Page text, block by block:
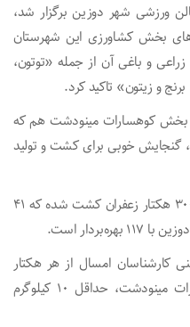
ورزشی شهر دوزین برگزار شد،
بخش کشاورزی این شهرستان
و باغی آن از جمله «توتون،
و زیتون» تاکید کرد.
بخش کوهسارات مینودشت هم که
خوبی برای کشت و تولید
وی افزود: امسال در این بخش حدود ۳۰۰ هکتار زعفران کشت شده که ۴۱
است.
کارشناسان امسال از هر هکتار
زعفران کشت شده در بخش کوهسارات مینودشت، حداقل ۱۰ کیلوگرم